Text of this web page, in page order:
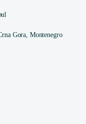
Gora, Montenegro